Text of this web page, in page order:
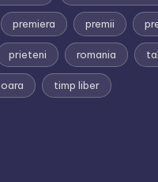
premiera premii
prieteni romania
timp liber